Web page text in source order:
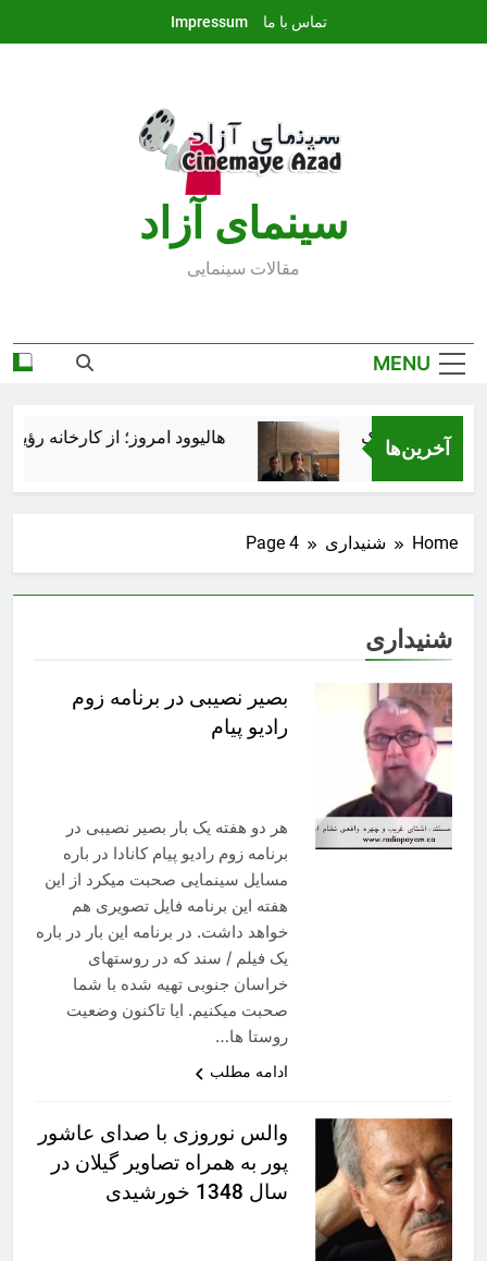
تماس با ما Impressum
سينماى آزاد
مقالات سينمايى
MENU
آخرین‌ها هالیوود امروز؛ از کارخانه
Home شنیداری Page 4
شنیداری
بصیر نصیبی در برنامه زوم
رادیو پیام
هر دو هفته یک بار بصیر نصیبی در
برنامه زوم رادیو پیام کانادا در باره
مسایل سینمایی صحبت میکرد از این
هفته این برنامه فایل تصویری هم
خواهد داشت. در برنامه این بار در باره
یک فیلم / سند که در روستهای
خراسان جنوبی تهیه شده با شما
صحبت میکنیم. ایا تاکنون وضعیت
روستا ها…
ادامه مطلب
والس نوروزی با صدای عاشور
پور به همراه تصاویر گیلان در
سال 1348 خورشیدی